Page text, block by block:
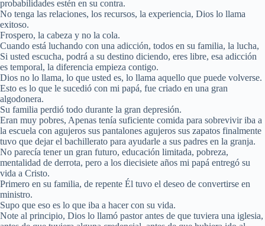
probabilidades estén en su contra.
No tenga las relaciones, los recursos, la experiencia, Dios lo llama
exitoso.
Frospero, la cabeza y no la cola.
Cuando está luchando con una adicción, todos en su familia, la lucha,
Si usted escucha, podrá a su destino diciendo, eres libre, esa adicción
es temporal, la diferencia empieza contigo.
Dios no lo llama, lo que usted es, lo llama aquello que puede volverse.
Esto es lo que le sucedió con mi papá, fue criado en una gran
algodonera.
Su familia perdió todo durante la gran depresión.
Eran muy pobres, Apenas tenía suficiente comida para sobrevivir iba a
la escuela con agujeros sus pantalones agujeros sus zapatos finalmente
tuvo que dejar el bachillerato para ayudarle a sus padres en la granja.
No parecía tener un gran futuro, educación limitada, pobreza,
mentalidad de derrota, pero a los diecisiete años mi papá entregó su
vida a Cristo.
Primero en su familia, de repente Él tuvo el deseo de convertirse en
ministro.
Supo que eso es lo que iba a hacer con su vida.
Note al principio, Dios lo llamó pastor antes de que tuviera una iglesia,